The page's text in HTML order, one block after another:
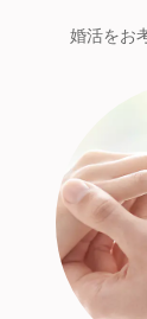
婚活をお